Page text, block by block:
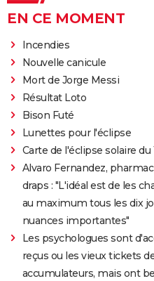
EN CE MOMENT
Incendies
Nouvelle canicule
Mort de Jorge Messi
Résultat Loto
Bison Futé
Lunettes pour l'éclipse
Carte de l'éclipse solaire du
Alvaro Fernandez,
draps : "L'idéal est de les
au maximum tous les dix
nuances importantes"
Les psychologues sont
reçus ou les vieux tickets
accumulateurs, mais ont